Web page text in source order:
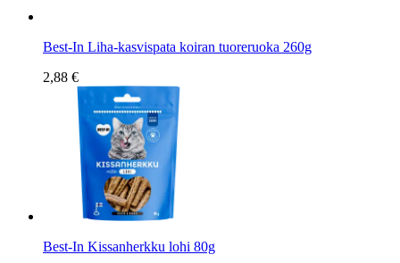
Best-In Liha-kasvispata koiran tuoreruoka 260g
2,88 €
Best-In Kissanherkku lohi 80g